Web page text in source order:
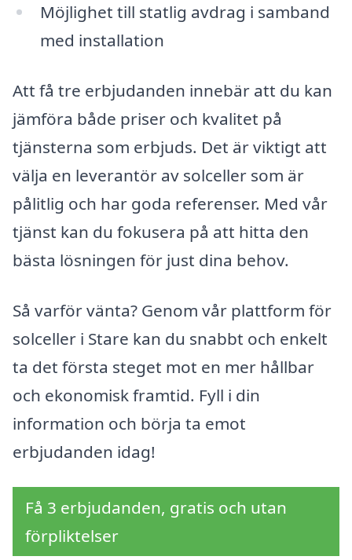
Möjlighet till statlig avdrag i samband
med installation
Att få tre erbjudanden innebär att du kan
jämföra både priser och kvalitet på
tjänsterna som erbjuds. Det är viktigt att
välja en leverantör av solceller som är
pålitlig och har goda referenser. Med vår
tjänst kan du fokusera på att hitta den
bästa lösningen för just dina behov.
Så varför vänta? Genom vår plattform för
solceller i Stare kan du snabbt och enkelt
ta det första steget mot en mer hållbar
och ekonomisk framtid. Fyll i din
information och börja ta emot
erbjudanden idag!
Få 3 erbjudanden, gratis och utan
förpliktelser